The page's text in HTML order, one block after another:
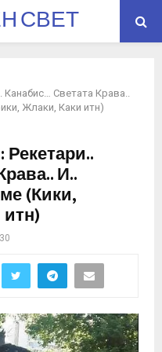
СВЕТ
Канабис… Светата Крава..
Жлаки, Каки итн)
Рекетари..
И..
(Кики,